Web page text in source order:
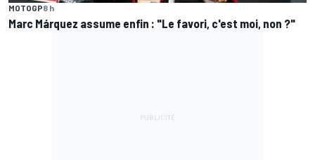
MOTOGP8 h
Marc Márquez assume enfin : "Le favori, c'est moi, non ?"